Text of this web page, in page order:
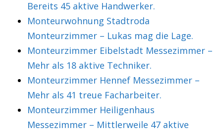
Bereits 45 aktive Handwerker.
Monteurwohnung Stadtroda
Monteurzimmer – Lukas mag die Lage.
Monteurzimmer Eibelstadt Messezimmer –
Mehr als 18 aktive Techniker.
Monteurzimmer Hennef Messezimmer –
Mehr als 41 treue Facharbeiter.
Monteurzimmer Heiligenhaus
Messezimmer – Mittlerweile 47 aktive